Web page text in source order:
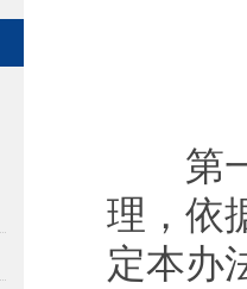
第一
理，依
定本办